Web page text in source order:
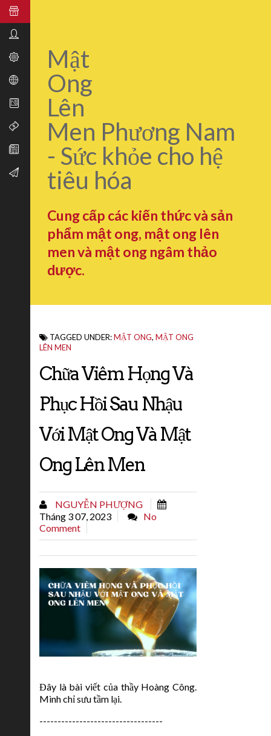
Mật
Ong
Lên
Men Phương Nam
- Sức khỏe cho hệ
tiêu hóa
Cung cấp các kiến thức và sản
phẩm mật ong, mật ong lên
men và mật ong ngâm thảo
dược.
TAGGED UNDER:MẬT ONG, MẬT ONG
LÊN MEN
Chữa Viêm Họng Và
Phục Hồi Sau Nhậu
Với Mật Ong Và Mật
Ong Lên Men
NGUYỄN PHƯỢNG
Tháng 3 07, 2023
No
Comment
Đây là bài viết của thầy Hoàng Công.
Mình chỉ sưu tầm lại.
----------------------------------